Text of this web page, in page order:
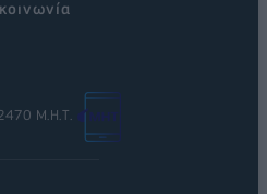
Μ.Η.Τ.